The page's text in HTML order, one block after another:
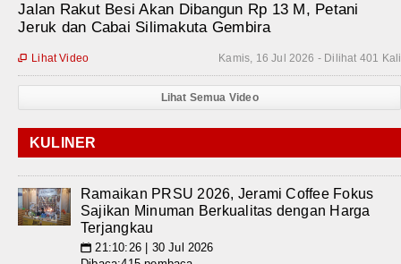
Jalan Rakut Besi Akan Dibangun Rp 13 M, Petani
Jeruk dan Cabai Silimakuta Gembira
Kamis, 16 Jul 2026 - Dilihat 401 Kali
 Lihat Video
Lihat Semua Video
KULINER
Ramaikan PRSU 2026, Jerami Coffee Fokus
Sajikan Minuman Berkualitas dengan Harga
Terjangkau
📅 21:10:26 | 30 Jul 2026